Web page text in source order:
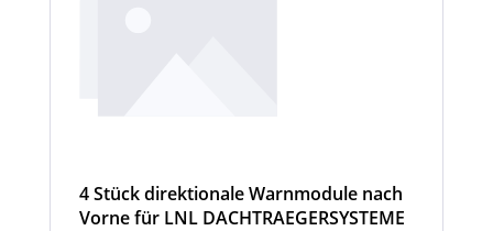
4 Stück direktionale Warnmodule nach
Vorne für LNL DACHTRAEGERSYSTEME